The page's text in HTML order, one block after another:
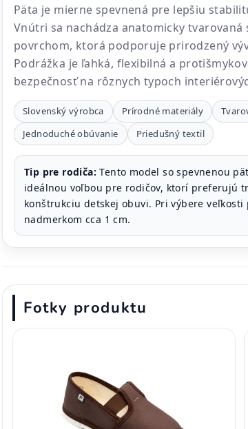
Päta je mierne spevnená pre lepšiu
Vnútri sa nachádza anatomicky tvarovaná
povrchom, ktorá podporuje prirodzený
Podrážka je ľahká, flexibilná a
bezpečnosť na rôznych typoch
Slovenský výrobca Prírodné materiály
Jednoduché obúvanie
Priedušný textil
Tip pre rodiča: Tento model so spevnenou
ideálnou voľbou pre rodičov, ktorí preferujú
konštrukciu detskej obuvi. Pri výbere veľkosti
nadmerkom cca 1 cm.
Fotky produktu